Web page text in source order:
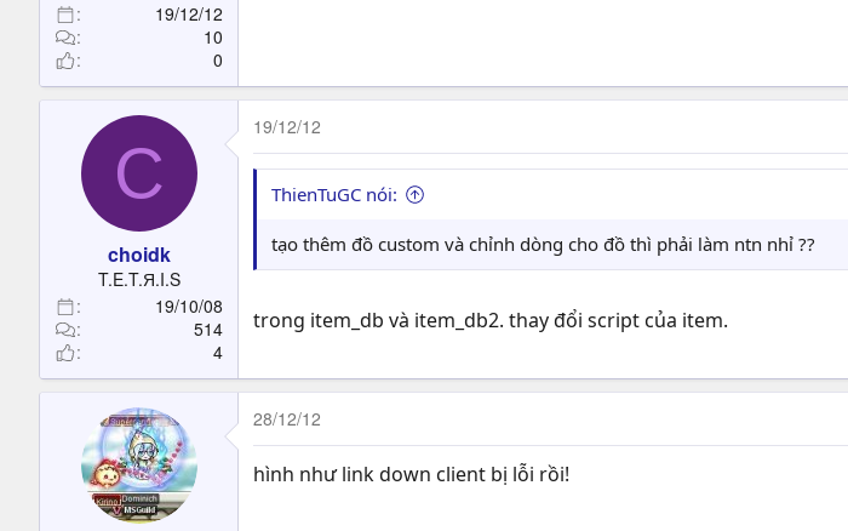
19/12/12
10
0
C
choidk
T.E.T.Я.I.S
19/10/08
514
4
19/12/12
ThienTuGC nói:
tạo thêm đồ custom và chỉnh dòng cho đồ thì phải làm ntn nhỉ ??
trong item_db và item_db2. thay đổi script của item.
28/12/12
hình như link down client bị lỗi rồi!